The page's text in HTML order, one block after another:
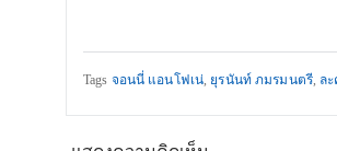
Tags จอนนี่ แอนโฟเน่, ยุรนันท์ ภมรมนตรี, ล